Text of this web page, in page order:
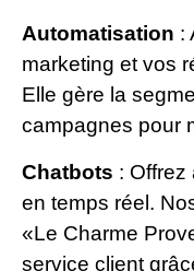
Automatisation :
marketing et vos
Elle gère la
campagnes pour
Chatbots : Offrez
en temps réel.
«Le Charme
service client